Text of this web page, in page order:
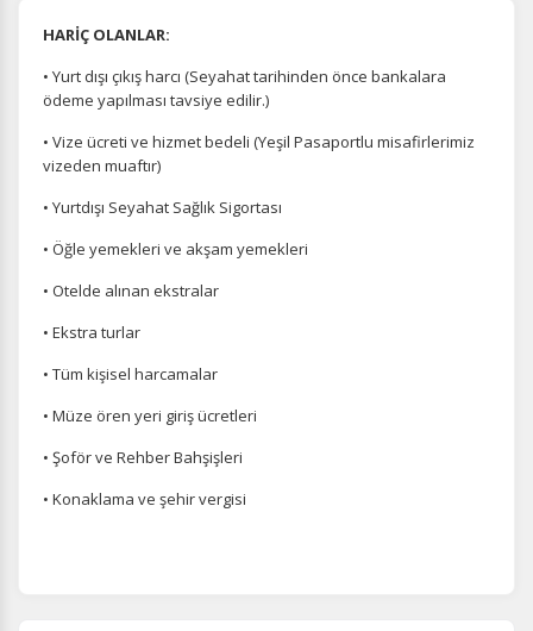
HARİÇ OLANLAR:
• Yurt dışı çıkış harcı (Seyahat tarihinden önce bankalara
ödeme yapılması tavsiye edilir.)
• Vize ücreti ve hizmet bedeli (Yeşil Pasaportlu misafirlerimiz
vizeden muaftır)
• Yurtdışı Seyahat Sağlık Sigortası
• Öğle yemekleri ve akşam yemekleri
• Otelde alınan ekstralar
• Ekstra turlar
• Tüm kişisel harcamalar
• Müze ören yeri giriş ücretleri
• Şoför ve Rehber Bahşişleri
• Konaklama ve şehir vergisi